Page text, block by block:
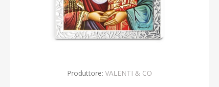
Produttore: VALENTI & CO